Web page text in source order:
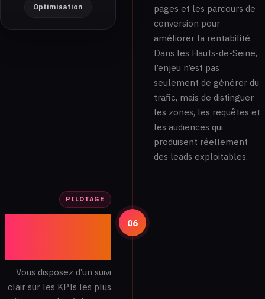
pages et les parcours de
conversion pour
améliorer la rentabilité.
Dans les Hauts-de-Seine,
l’enjeu n’est pas
seulement de générer du
trafic, mais de distinguer
les zones, les requêtes et
les audiences qui
produisent réellement
des leads exploitables.
Optimisation
06
PILOTAGE
Vous disposez d’un suivi
clair sur les KPIs les plus